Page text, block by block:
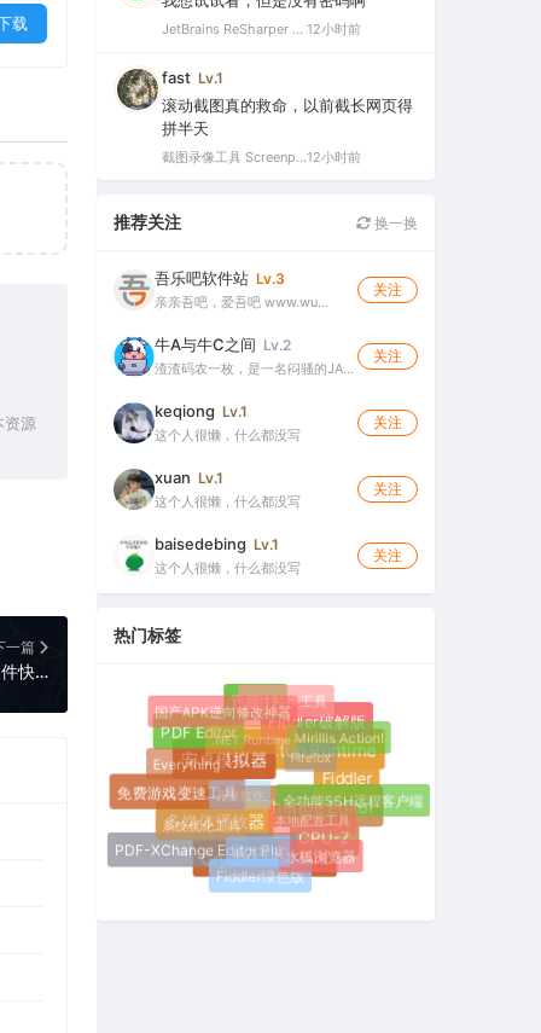
载
资源
一篇
FastCopy Pro 5.11.1 中文绿色便携版（文件快速复制工具）
JetBrains ReSharper 2021.2.1 Ultimate 官方最新破解版+注册机（VS最好用的插件，停止更新） 12小时前
fast Lv.1
滚动截图真的救命，以前截长网页得
拼半天
截图录像工具 Screenpresso Pro v2.2.12 多语便携版（截图录屏二合一的轻量工具）12小时前
推荐关注 换一换
吾乐吧软件站 Lv.3
亲亲吾吧，爱吾吧 www.wu…
关注
牛A与牛C之间 Lv.2
渣渣码农一枚，是一名闷骚的JA…
关注
keqiong Lv.1
这个人很懒，什么都没写
关注
xuan Lv.1
这个人很懒，什么都没写
关注
baisedebing Lv.1
这个人很懒，什么都没写
关注
热门标签
PDF-XChange Editor
.NET Desktop Runtime
安卓模拟器
多媒体播放器
CrystalDiskMark
CPU-Z
Fiddler
Fiddler破解版
迅雷12
PDF Editor
免费游戏变速工具
PDF-XChange Editor Plus
Fiddler绿色版
水狐浏览器
全功能SSH远程客户端
Mirillis Action!
邮件转换工具
国产APK逆向修改神器
Everything
系统优化工具
威力导演
本地配置工具
Firefox
.NET Runtime
开源软件